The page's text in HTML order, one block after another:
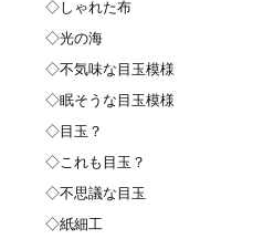
◇しゃれた布
◇光の海
◇不気味な目玉模様
◇眠そうな目玉模様
◇目玉？
◇これも目玉？
◇不思議な目玉
◇紙細工